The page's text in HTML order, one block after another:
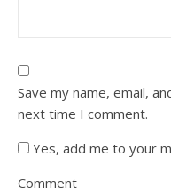
Save my name, email,
next time I comment.
Yes, add me to your
Comment